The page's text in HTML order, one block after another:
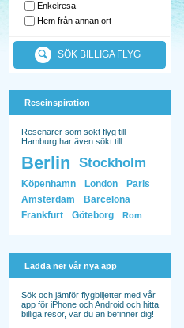
Enkelresa
Hem från annan ort
SÖK BILLIGA FLYG
Reseinspiration
Resenärer som sökt flyg till
Hamburg har även sökt till:
Berlin Stockholm
Köpenhamn London
Paris
Amsterdam
Barcelona
Frankfurt
Göteborg Rom
Ladda ner vår nya app
Sök och jämför flygbiljetter med vår
app för iPhone och Android och hitta
billiga resor, var du än befinner dig!